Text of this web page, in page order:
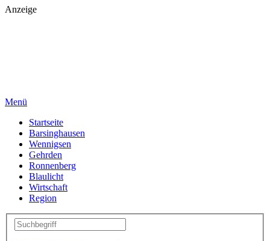
Anzeige
Menü
Startseite
Barsinghausen
Wennigsen
Gehrden
Ronnenberg
Blaulicht
Wirtschaft
Region